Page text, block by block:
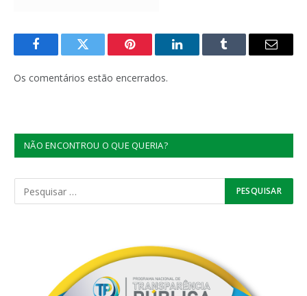
FacebookTwitter Pinterest LinkedInTumblr
E-
Os comentários estão encerrados.
NÃO ENCONTROU O QUE QUERIA?